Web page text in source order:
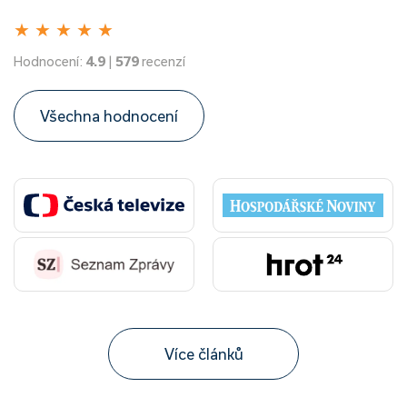
★ ★ ★ ★ ★
Hodnocení: 4.9 | 579recenzí
Všechna hodnocení
Více článků